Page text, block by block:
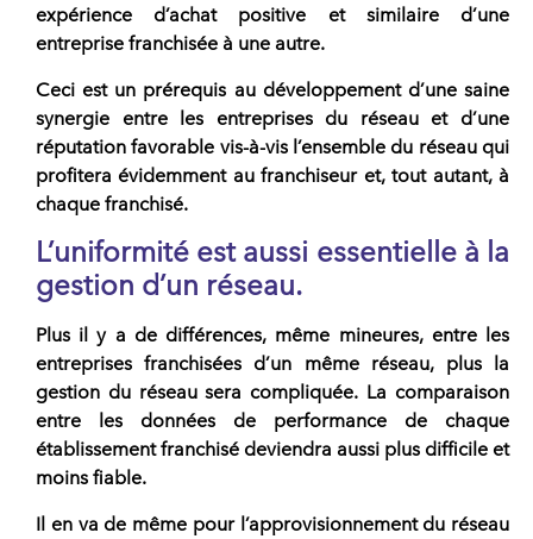
expérience d’achat positive et similaire d’une
entreprise franchisée à une autre.
Ceci est un prérequis au développement d’une saine
synergie entre les entreprises du réseau et d’une
réputation favorable vis-à-vis l’ensemble du réseau qui
profitera évidemment au franchiseur et, tout autant, à
chaque franchisé.
L’uniformité est aussi essentielle à la
gestion d’un réseau.
Plus il y a de différences, même mineures, entre les
entreprises franchisées d’un même réseau, plus la
gestion du réseau sera compliquée. La comparaison
entre les données de performance de chaque
établissement franchisé deviendra aussi plus difficile et
moins fiable.
Il en va de même pour l’approvisionnement du réseau